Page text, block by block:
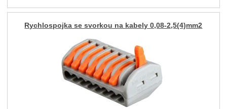
Rychlospojka se svorkou na kabely 0,08-2,5(4)mm2